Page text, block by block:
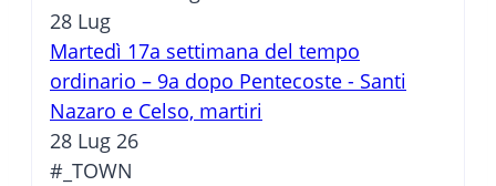
28 Lug
Martedì 17a settimana del tempo
ordinario – 9a dopo Pentecoste - Santi
Nazaro e Celso, martiri
28 Lug 26
#_TOWN